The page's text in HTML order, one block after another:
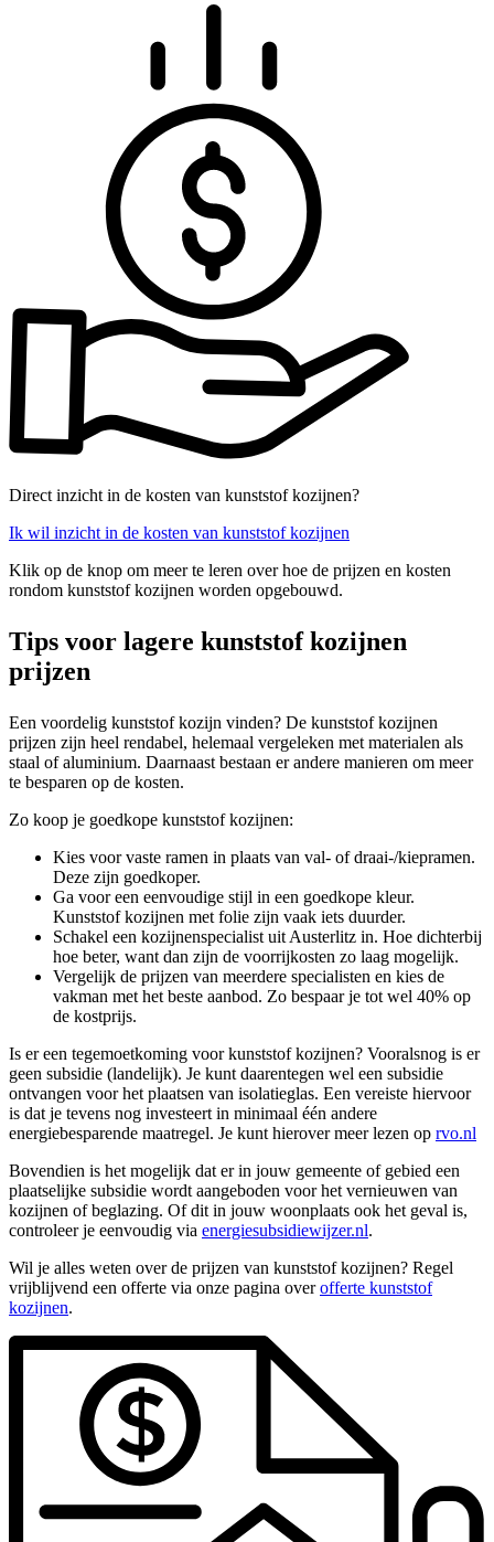
Direct inzicht in de kosten van kunststof kozijnen?
Ik wil inzicht in de kosten van kunststof kozijnen
Klik op de knop om meer te leren over hoe de prijzen en kosten
rondom kunststof kozijnen worden opgebouwd.
Tips voor lagere kunststof kozijnen
prijzen
Een voordelig kunststof kozijn vinden? De kunststof kozijnen
prijzen zijn heel rendabel, helemaal vergeleken met materialen als
staal of aluminium. Daarnaast bestaan er andere manieren om meer
te besparen op de kosten.
Zo koop je goedkope kunststof kozijnen:
Kies voor vaste ramen in plaats van val- of draai-/kiepramen.
Deze zijn goedkoper.
Ga voor een eenvoudige stijl in een goedkope kleur.
Kunststof kozijnen met folie zijn vaak iets duurder.
Schakel een kozijnenspecialist uit Austerlitz in. Hoe dichterbij
hoe beter, want dan zijn de voorrijkosten zo laag mogelijk.
Vergelijk de prijzen van meerdere specialisten en kies de
vakman met het beste aanbod. Zo bespaar je tot wel 40% op
de kostprijs.
Is er een tegemoetkoming voor kunststof kozijnen? Vooralsnog is er
geen subsidie (landelijk). Je kunt daarentegen wel een subsidie
ontvangen voor het plaatsen van isolatieglas. Een vereiste hiervoor
is dat je tevens nog investeert in minimaal één andere
energiebesparende maatregel. Je kunt hierover meer lezen op rvo.nl
Bovendien is het mogelijk dat er in jouw gemeente of gebied een
plaatselijke subsidie wordt aangeboden voor het vernieuwen van
kozijnen of beglazing. Of dit in jouw woonplaats ook het geval is,
controleer je eenvoudig via energiesubsidiewijzer.nl.
Wil je alles weten over de prijzen van kunststof kozijnen? Regel
vrijblijvend een offerte via onze pagina overofferte kunststof
kozijnen.